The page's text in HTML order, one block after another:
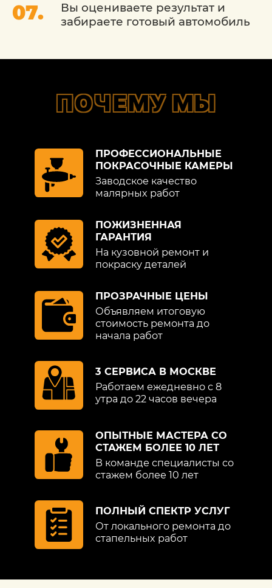
Вы оцениваете результат и
забираете готовый автомобиль
ПОЧЕМУ МЫ
ПРОФЕССИОНАЛЬНЫЕ
ПОКРАСОЧНЫЕ КАМЕРЫ
Заводское качество
малярных работ
ПОЖИЗНЕННАЯ
ГАРАНТИЯ
На кузовной ремонт и
покраску деталей
ПРОЗРАЧНЫЕ ЦЕНЫ
Объявляем итоговую
стоимость ремонта до
начала работ
3 СЕРВИСА В МОСКВЕ
Работаем ежедневно с 8
утра до 22 часов вечера
ОПЫТНЫЕ МАСТЕРА СО
СТАЖЕМ БОЛЕЕ 10 ЛЕТ
В команде специалисты со
стажем более 10 лет
ПОЛНЫЙ СПЕКТР УСЛУГ
От локального ремонта до
стапельных работ